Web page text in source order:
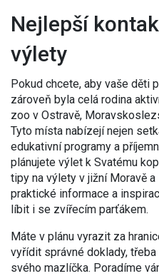
Nejlepší
výlety
Pokud chcete, aby vaše děti
zároveň byla celá rodina
zoo v Ostravě,
Tyto místa nabízejí nejen
edukativní programy a
plánujete výlet k Svatému
tipy na výlety v jižní Moravě
praktické informace a
líbit i se zvířecím parťákem.
Máte v plánu vyrazit za
vyřídit správné doklady,
svého mazlíčka. Poradíme